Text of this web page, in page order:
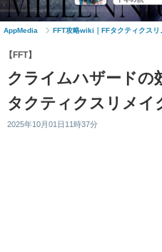
AppMedia FFT攻略wiki｜FFタクティクスリ
【FFT】
クライムハザードの
タクティクスリメイ
2025年10月01日11時37分